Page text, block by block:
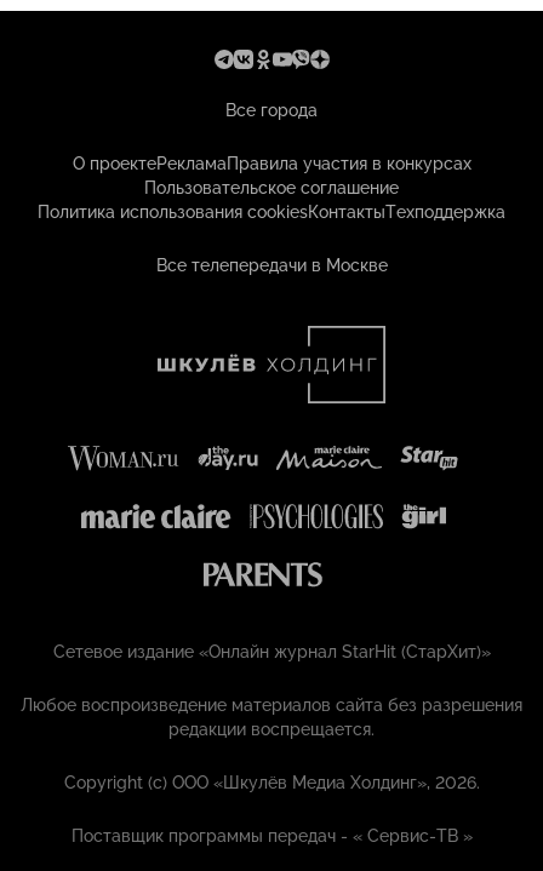
Все города
О проектеРекламаПравила участия в конкурсах
Пользовательское соглашение
Политика использования cookiesКонтактыТехподдержка
Все телепередачи в Москве
Сетевое издание «Онлайн журнал StarHit (СтарХит)»
Любое воспроизведение материалов сайта без разрешения
редакции воспрещается.
Copyright (с) ООО «Шкулёв Медиа Холдинг», 2026.
Поставщик программы передач - «Сервис-ТВ »